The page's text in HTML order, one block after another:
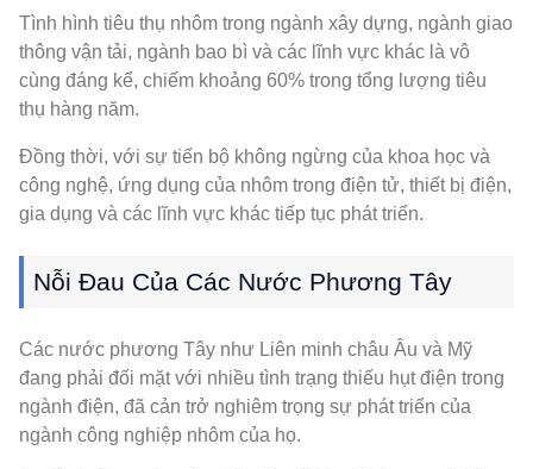
Tình hình tiêu thụ nhôm trong ngành xây dựng, ngành giao
thông vận tải, ngành bao bì và các lĩnh vực khác là vô
cùng đáng kể, chiếm khoảng 60% trong tổng lượng tiêu
thụ hàng năm.
Đồng thời, với sự tiến bộ không ngừng của khoa học và
công nghệ, ứng dụng của nhôm trong điện tử, thiết bị điện,
gia dụng và các lĩnh vực khác tiếp tục phát triển.
Nỗi Đau Của Các Nước Phương Tây
Các nước phương Tây như Liên minh châu Âu và Mỹ
đang phải đối mặt với nhiều tình trạng thiếu hụt điện trong
ngành điện, đã cản trở nghiêm trọng sự phát triển của
ngành công nghiệp nhôm của họ.